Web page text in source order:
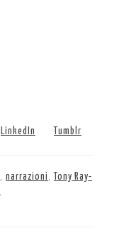
LinkedIn Tumblr
, narrazioni ,
Tony Ray-